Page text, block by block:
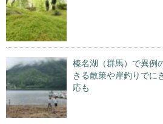
榛名湖（群馬）で異
きる散策や岸釣りで
応も